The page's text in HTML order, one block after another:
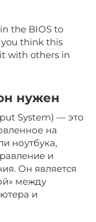
the BIOS to
think this
with others in
нужен
System) — это
на
ноутбука,
и
Он является
между
и